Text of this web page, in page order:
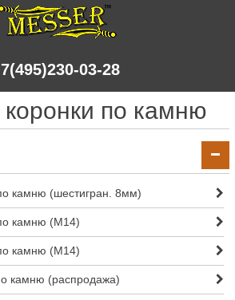
03-28
по камню
камню (шестигран. 8мм)
камню (M14)
камню (M14)
камню (распродажа)